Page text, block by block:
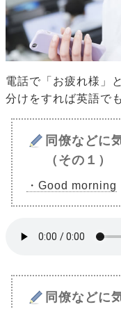
電話で「お疲れ様」
分けをすれば英語で
同僚などに
（その１）
・Good morning
同僚などに